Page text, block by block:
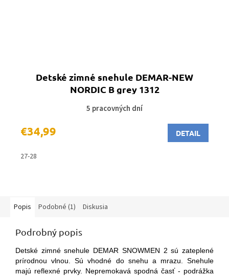
Detské zimné snehule DEMAR-NEW
NORDIC B grey 1312
5 pracovných dní
€34,99 DETAIL
27-28
Popis Podobné (1) Diskusia
Podrobný popis
Detské zimné snehule DEMAR SNOWMEN 2 sú zateplené
prírodnou vlnou. Sú vhodné do snehu a mrazu. Snehule
majú reflexné prvky. Nepremokavá spodná časť - podrážka